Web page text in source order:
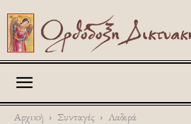
Αρχική Συνταγές Λαδερά